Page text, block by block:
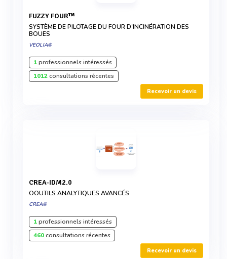
FUZZY FOUR™
SYSTÈME DE PILOTAGE DU FOUR D'INCINÉRATION DES
BOUES
VEOLIA®
1professionnels intéressés
1012consultations récentes
Recevoir un devis
CREA-IDM2.0
OOUTILS ANALYTIQUES AVANCÉS
CREA®
1professionnels intéressés
460consultations récentes
Recevoir un devis